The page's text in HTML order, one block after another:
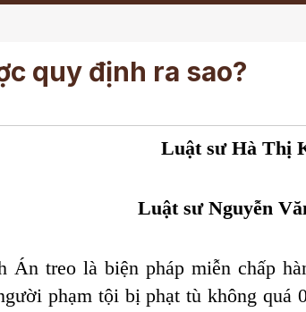
quy định ra sao?
Luật sư Hà Thị
Luật sư Nguyễn
Án treo là biện pháp miễn chấp
phạm tội bị phạt tù không quá